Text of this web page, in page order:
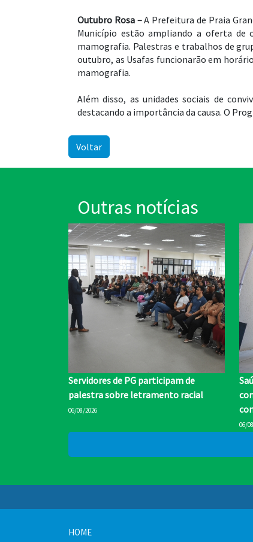
Outubro Rosa –A Prefeitura de Praia
Município estão ampliando a oferta de
mamografia. Palestras e trabalhos de
outubro, as Usafas funcionarão em
mamografia.
Além disso, as unidades sociais de
destacando a importância da causa. O
Voltar
Outras notícias
Servidores de PG participam de
palestra sobre letramento racial
06/08/2026
06/
HOME